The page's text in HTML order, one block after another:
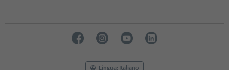
Lingua: Italiano